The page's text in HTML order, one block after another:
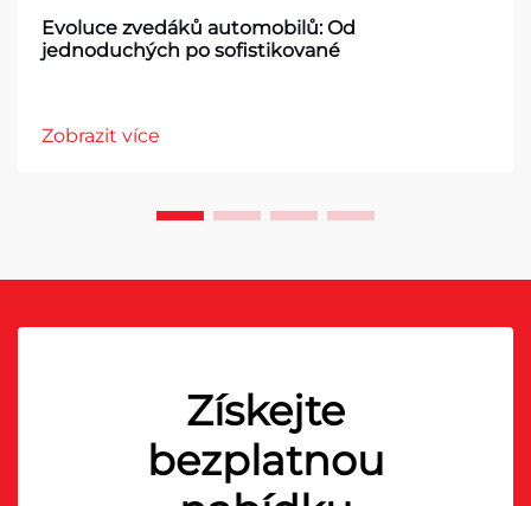
Evoluce zvedáků automobilů: Od
jednoduchých po sofistikované
Zobrazit více
Získejte
bezplatnou